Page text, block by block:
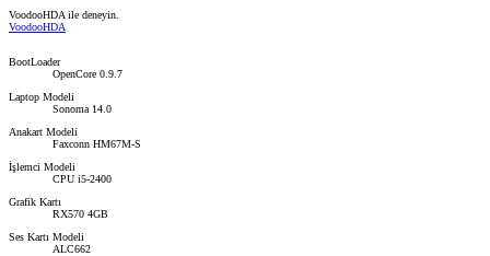
VoodooHDA ile deneyin.
VoodooHDA
BootLoader
OpenCore 0.9.7
Laptop Modeli
Sonoma 14.0
Anakart Modeli
Faxconn HM67M-S
İşlemci Modeli
CPU i5-2400
Grafik Kartı
RX570 4GB
Ses Kartı Modeli
ALC662